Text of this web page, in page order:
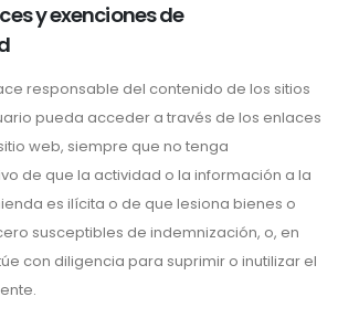
y exenciones de
responsable del contenido de los sitios
pueda acceder a través de los enlaces
web, siempre que no tenga
de que la actividad o la información a la
es ilícita o de que lesiona bienes o
susceptibles de indemnización, o, en
con diligencia para suprimir o inutilizar el